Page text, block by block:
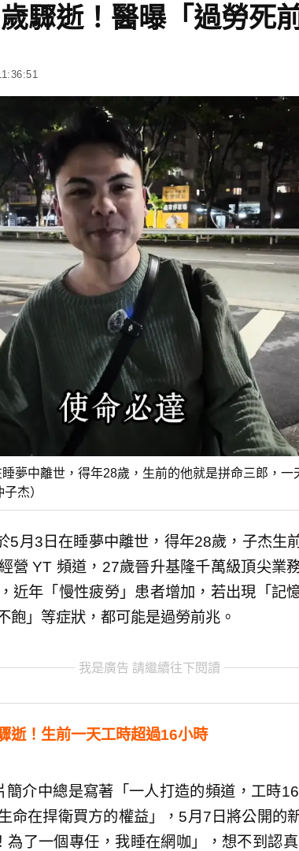
驟逝！醫曝「過勞
夢中離世，得年28歲，生前的他就是拼命三郎，一
杰）
5月3日在睡夢中離世，得年28歲，子杰生
營 YT 頻道，27歲晉升基隆千萬級頂尖業
近年「慢性疲勞」患者增加，若出現「記
飽」等症狀，都可能是過勞前兆。
我是廣告 請繼續往下閱讀
逝！生前一天工時超過16小時
簡介中總是寫著「一人打造的頻道，工時
命在捍衛買方的權益」，5月7日將公開的
為了一個專任，我睡在網咖」，想不到認